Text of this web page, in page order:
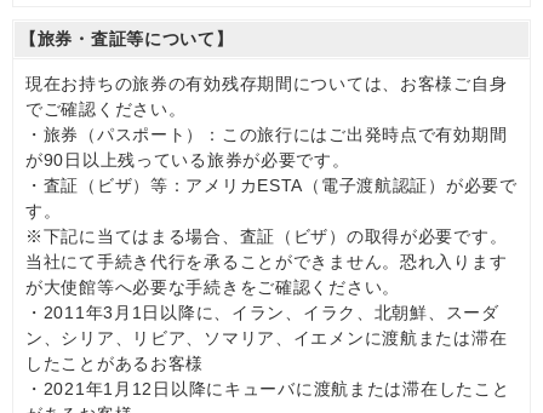
【旅券・査証等について】
現在お持ちの旅券の有効残存期間については、お客様ご自身
でご確認ください。
・旅券（パスポート）：この旅行にはご出発時点で有効期間
が90日以上残っている旅券が必要です。
・査証（ビザ）等：アメリカESTA（電子渡航認証）が必要で
す。
※下記に当てはまる場合、査証（ビザ）の取得が必要です。
当社にて手続き代行を承ることができません。恐れ入ります
が大使館等へ必要な手続きをご確認ください。
・2011年3月1日以降に、イラン、イラク、北朝鮮、スーダ
ン、シリア、リビア、ソマリア、イエメンに渡航または滞在
したことがあるお客様
・2021年1月12日以降にキューバに渡航または滞在したこと